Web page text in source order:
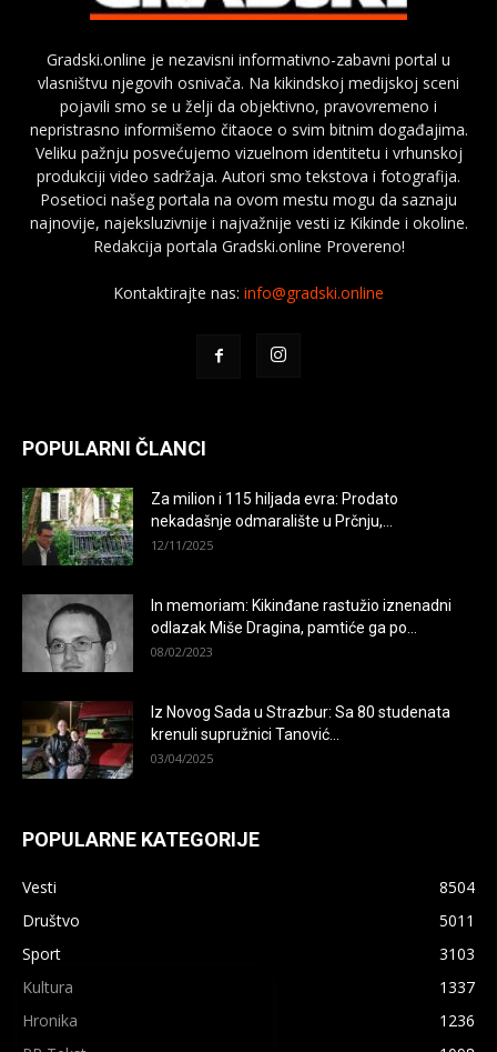
Gradski.online je nezavisni informativno-zabavni portal u
vlasništvu njegovih osnivača. Na kikindskoj medijskoj sceni
pojavili smo se u želji da objektivno, pravovremeno i
nepristrasno informišemo čitaoce o svim bitnim događajima.
Veliku pažnju posvećujemo vizuelnom identitetu i vrhunskoj
produkciji video sadržaja. Autori smo tekstova i fotografija.
Posetioci našeg portala na ovom mestu mogu da saznaju
najnovije, najeksluzivnije i najvažnije vesti iz Kikinde i okoline.
Redakcija portala Gradski.online Provereno!
Kontaktirajte nas: info@gradski.online
POPULARNI ČLANCI
Za milion i 115 hiljada evra: Prodato
nekadašnje odmaralište u Prčnju,...
12/11/2025
In memoriam: Kikinđane rastužio iznenadni
odlazak Miše Dragina, pamtiće ga po...
08/02/2023
Iz Novog Sada u Strazbur: Sa 80 studenata
krenuli supružnici Tanović...
03/04/2025
POPULARNE KATEGORIJE
Vesti
8504
Društvo
5011
Sport
3103
Kultura
1337
Hronika
1236
×